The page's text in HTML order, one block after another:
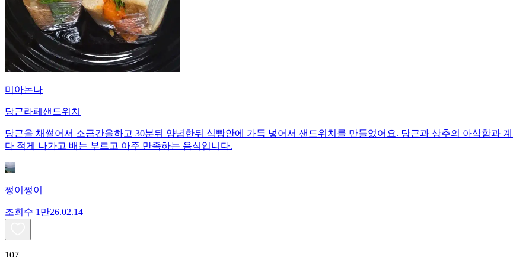
미아논나
당근라페샌드위치
당근을 채썰어서 소금간을하고 30분뒤 양념한뒤 식빵안에 가득 넣어서 샌드위치를 만들었어요. 당근과 상추의 아삭함과
다 적게 나가고 배는 부르고 아주 만족하는 음식입니다.
쩡이쩡이
조회수 1만26.02.14